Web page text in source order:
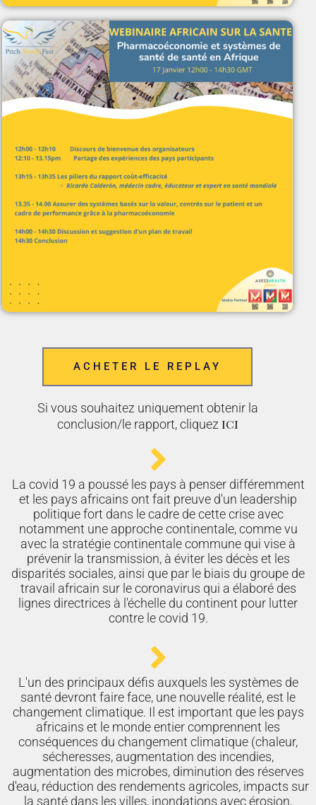
ACHETER LE REPLAY
Si vous souhaitez uniquement obtenir la
conclusion/le rapport, cliquez ici
La covid 19 a poussé les pays à penser différemment
et les pays africains ont fait preuve d'un leadership
politique fort dans le cadre de cette crise avec
notamment une approche continentale, comme vu
avec la stratégie continentale commune qui vise à
prévenir la transmission, à éviter les décès et les
disparités sociales, ainsi que par le biais du groupe de
travail africain sur le coronavirus qui a élaboré des
lignes directrices à l'échelle du continent pour lutter
contre le covid 19.
L'un des principaux défis auxquels les systèmes de
santé devront faire face, une nouvelle réalité, est le
changement climatique. Il est important que les pays
africains et le monde entier comprennent les
conséquences du changement climatique (chaleur,
sécheresses, augmentation des incendies,
augmentation des microbes, diminution des réserves
d'eau, réduction des rendements agricoles, impacts sur
la santé dans les villes, inondations avec érosion,